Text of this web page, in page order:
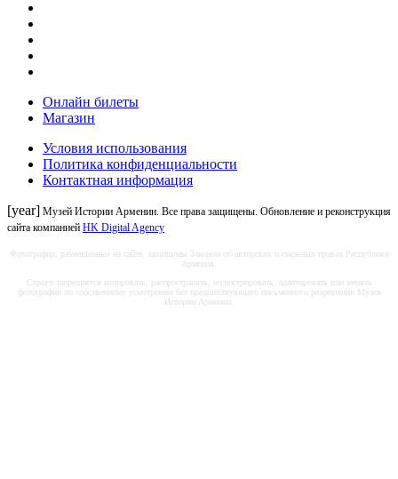
Онлайн билеты
Магазин
Условия использования
Политика конфиденциальности
Контактная информация
[year] Музей Истории Армении. Все права защищены. Обновление и реконструкция
сайта компанией HK Digital Agency
Фотографии, размещенные на сайте, защищены Законом об авторских и смежных правах Республики
Армения.
Строго запрещается копировать, распространять, иллюстрировать, адаптировать или менять
фотографии по собственному усмотрению без предшествующего письменного разрешения Музея
Истории Армении.